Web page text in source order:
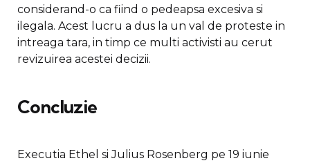
considerand-o ca fiind o pedeapsa excesiva si
ilegala. Acest lucru a dus la un val de proteste in
intreaga tara, in timp ce multi activisti au cerut
revizuirea acestei decizii.
Concluzie
Executia Ethel si Julius Rosenberg pe 19 iunie